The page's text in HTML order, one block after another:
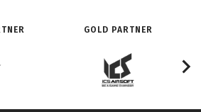
GOLD PARTNER